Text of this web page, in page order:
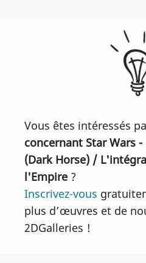
Vous êtes intéressés
concernant Star Wars
(Dark Horse) /
l'Empire ?
Inscrivez-vous
plus d’œuvres et de
2DGalleries !